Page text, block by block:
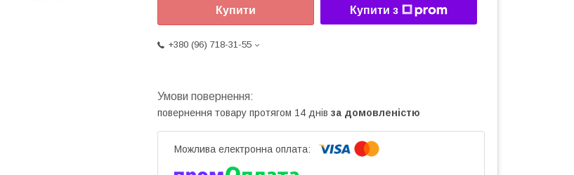
Купити Купити з
+380 (96) 718-31-55
повернення товару протягом 14 днів за домовленістю